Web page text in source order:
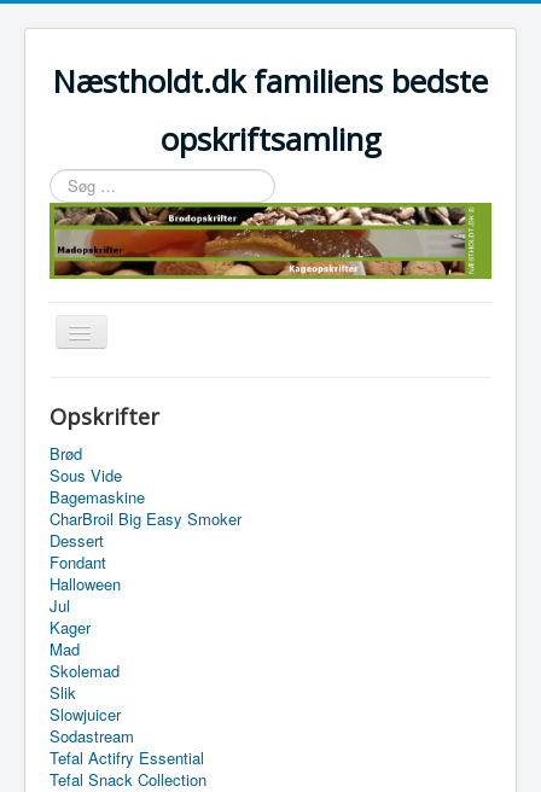
Næstholdt.dk familiens bedste
opskriftsamling
Søg
…
Skift
navigation
Tefal Actifry Essential
Opskrifter
Brød
Sous Vide
Bagemaskine
CharBroil Big Easy Smoker
Dessert
Fondant
Halloween
Jul
Kager
Mad
Skolemad
Slik
Slowjuicer
Sodastream
Tefal Actifry Essential
Tefal Snack Collection